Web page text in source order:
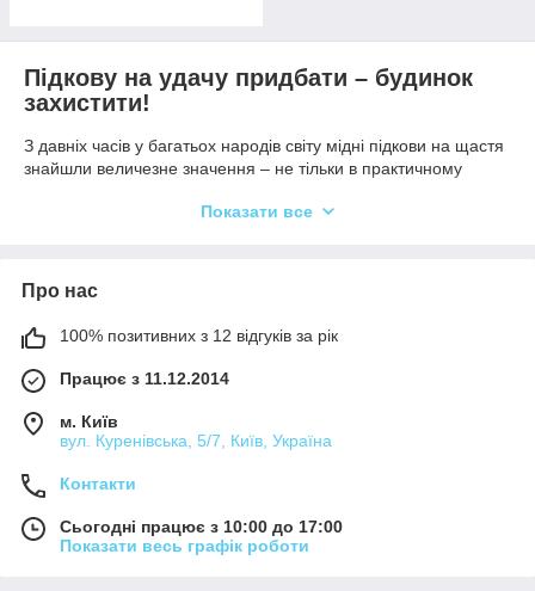
Підкову на удачу придбати – будинок
захистити!
З давніх часів у багатьох народів світу мідні підкови на щастя
знайшли величезне значення – не тільки в практичному
господарства і захисту свого двору була коня. Вірність,
достаток, благополуччя. Навіть самий грізний звір не ризикне
кинутися під копита потужного коня, що зайвий раз приписує
оберегам захисні властивості, робить їх джерелом
неймовірної внутрішньої енергії.
пощастило знайти на дорозі справжню набійку, особливо
Залізо високо цінувалося будь епохою. Знахідка могла зійти
за цінний дарунок долі.
Показати все
Про нас
100% позитивних з 12 відгуків за рік
Працює з 11.12.2014
м. Київ
вул. Куренівська, 5/7, Київ, Україна
Контакти
Сьогодні працює з 10:00 до 17:00
Показати весь графік роботи